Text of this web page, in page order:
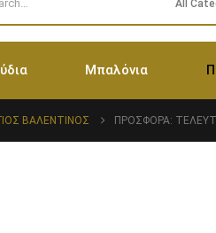
Μπαλόνια
ΒΑΛΕΝΤΊΝΟΣ ΠΡΟΣΦΟΡΆ: